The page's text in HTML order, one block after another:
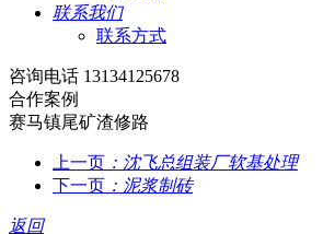
联系我们
联系方式
咨询电话 13134125678
合作案例
赛马镇尾矿渣修路
上一页 ：沈飞总组装厂软基处理
下一页 ：泥浆制砖
返回